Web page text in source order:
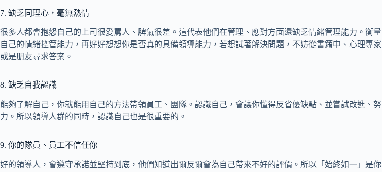
7. 缺乏同理心，毫無熱情
很多人都會抱怨自己的上司很愛罵人、脾氣很差。這代表他們在管理、應對方面還缺乏情緒管理能力。衡量
自己的情緒控管能力，再好好想想你是否真的具備領導能力，若想試著解決問題，不妨從書籍中、心理專家
或是朋友尋求答案。
8. 缺乏自我認識
能夠了解自己，你就能用自己的方法帶領員工、團隊。認識自己，會讓你懂得反省優缺點、並嘗試改進、努
力。所以領導人群的同時，認識自己也是很重要的。
9. 你的隊員、員工不信任你
好的領導人，會遵守承諾並堅持到底，他們知道出爾反爾會為自己帶來不好的評價。所以「始終如一」是你